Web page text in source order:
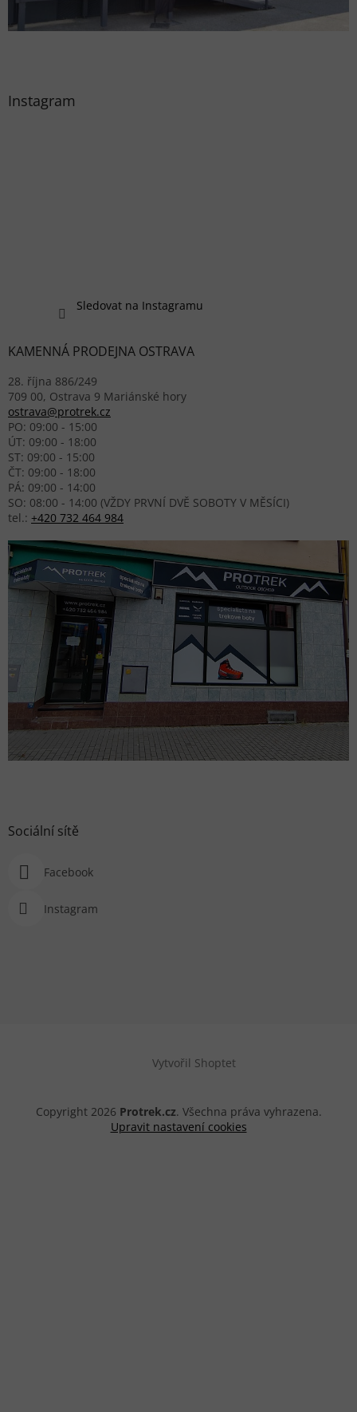
Instagram
Sledovat na Instagramu
KAMENNÁ PRODEJNA OSTRAVA
28. října 886/249
709 00, Ostrava 9 Mariánské hory
ostrava@protrek.cz
PO: 09:00 - 15:00
ÚT: 09:00 - 18:00
ST: 09:00 - 15:00
ČT: 09:00 - 18:00
PÁ: 09:00 - 14:00
SO: 08:00 - 14:00 (VŽDY PRVNÍ DVĚ SOBOTY V MĚSÍCI)
tel.: +420 732 464 984
Sociální sítě
Facebook
Instagram
Vytvořil Shoptet
Copyright 2026 Protrek.cz. Všechna práva vyhrazena.
Upravit nastavení cookies